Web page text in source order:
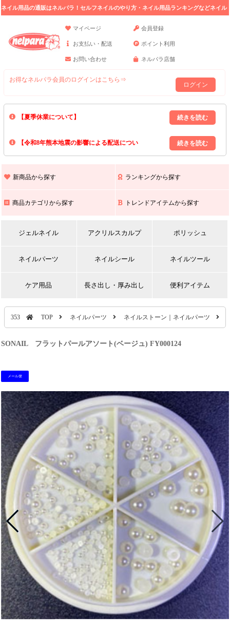
ネイル用品の通販はネルパラ！セルフネイルのやり方・ネイル用品ランキングなどネイル
マイページ
会員登録
お支払い・配送 ポイント利用
お問い合わせ ネルパラ店舗
お得なネルパラ会員のログインはこちら⇒
ログイン
【夏季休業について】
8/13(木)～8/16(日)の間｢出荷業務・お問い合わせ業務｣はお休みいたしま
上記期間中のご注文・お問い合わせは8/17(月)以降の対応となりますので
【令和8年熊本地震の影響による配送につい
また､ 九州全域でお荷物のお届けに遅延が生じております｡
新商品から探す ランキングから探す
商品カテゴリから探す トレンドアイテムから探す
ジェルネイル アクリルスカルプ ポリッシュ
ネイルパーツ ネイルシール ネイルツール
ケア用品 長さ出し・厚み出し 便利アイテム
353 TOP ネイルパーツ ネイルストーン｜ネイルパーツ
SONAIL フラットパールアソート(ベージュ) FY000124
メール便